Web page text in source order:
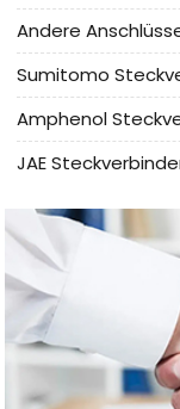
Andere
Sumitomo
Amphenol
JAE